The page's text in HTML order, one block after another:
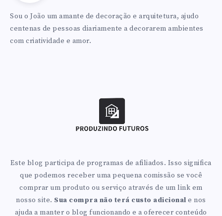
Futuros
Sou o João um amante de decoração e arquitetura, ajudo
centenas de pessoas diariamente a decorarem ambientes
com criatividade e amor.
Este blog participa de programas de afiliados. Isso significa
que podemos receber uma pequena comissão se você
comprar um produto ou serviço através de um link em
nosso site. Sua compra não terá custo adicional e nos
ajuda a manter o blog funcionando e a oferecer conteúdo